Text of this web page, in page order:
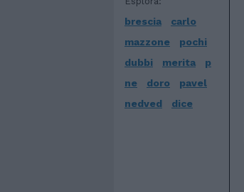
brescia
carlo
mazzone
pochi
dubbi
merita
p
ne
doro
pavel
nedved
dice